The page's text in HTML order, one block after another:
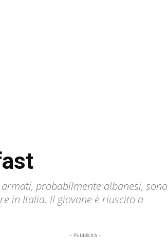
probabilmente albanesi, sono
in Italia. Il giovane è riuscito a
- Pubblicità -